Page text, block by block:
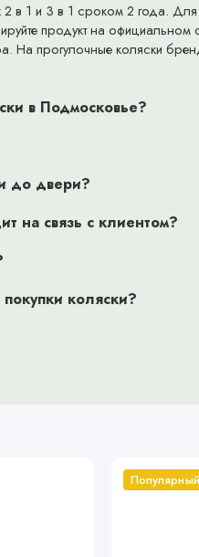
2 в 1 и 3 в 1 сроком 2 года. Для
продукт на официальном
На прогулочные коляски
в Подмосковье?
до двери?
на связь с клиентом?
коляски?
Популярный